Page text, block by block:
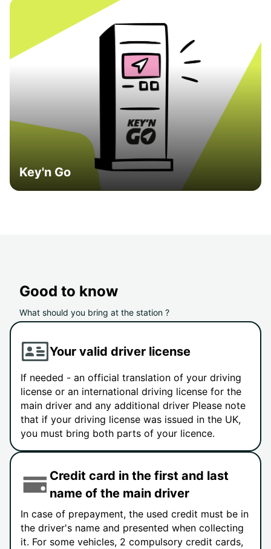
Key'n Go
Good to know
What should you bring at the station ?
Your valid driver license
If needed - an official translation of your driving
license or an international driving license for the
main driver and any additional driver Please note
that if your driving license was issued in the UK,
you must bring both parts of your licence.
Credit card in the first and last
name of the main driver
In case of prepayment, the used credit must be in
the driver's name and presented when collecting
it. For some vehicles, 2 compulsory credit cards,